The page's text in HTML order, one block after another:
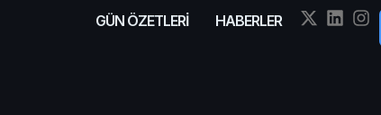
GÜN ÖZETLERİ HABERLER